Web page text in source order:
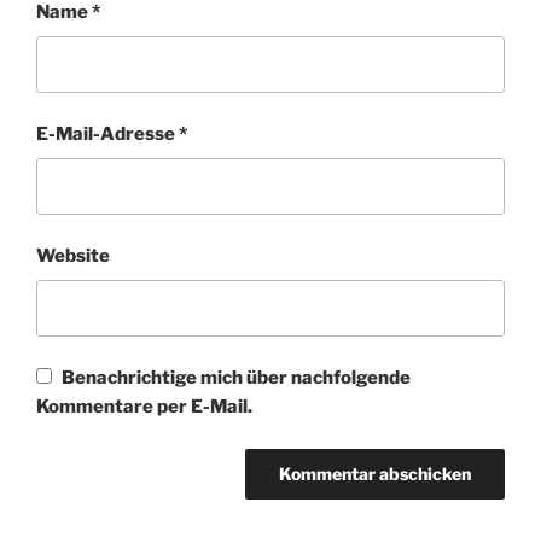
Name*
E-Mail-Adresse*
Website
Benachrichtige mich über nachfolgende
Kommentare per E-Mail.